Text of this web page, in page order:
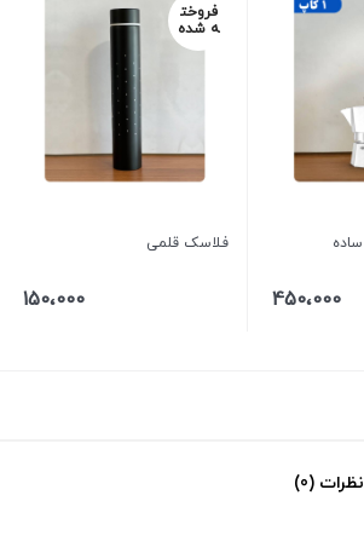
450،000
فروخت
ه شده
فلاسک قلمی
150،000
نظرات (0)